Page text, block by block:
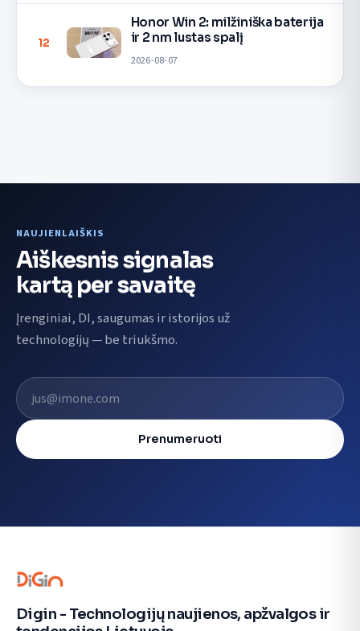
12
Honor Win 2: milžiniška baterija
ir 2 nm lustas spalį
2026-08-07
NAUJIENLAIŠKIS
Aiškesnis signalas
kartą per savaitę
Įrenginiai, DI, saugumas ir istorijos už
technologijų — be triukšmo.
El. pašto adresas
Prenumeruoti
Digin - Technologijų naujienos, apžvalgos ir